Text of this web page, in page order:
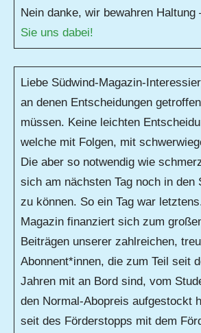
Nein danke, wir bewahren Haltung
Sie uns dabei!
Liebe Südwind-Magazin-
an denen Entscheidungen
müssen. Keine leichten
welche mit Folgen, mit
Die aber so notwendig wie
sich am nächsten Tag noch in den
zu können. So ein Tag war
Magazin finanziert sich zum
Beiträgen unserer zahlreichen,
Abonnent*innen, die zum Teil seit
Jahren mit an Bord sind, vom
den Normal-Abopreis aufgestockt
seit des Förderstopps mit dem